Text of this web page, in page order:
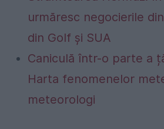
urmăresc negocierile
din Golf și SUA
Caniculă într-o parte a
Harta fenomenelor
meteorologi